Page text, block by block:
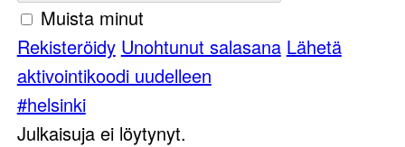
Muista minut
Rekisteröidy Unohtunut salasana Lähetä
aktivointikoodi uudelleen
#helsinki
Julkaisuja ei löytynyt.